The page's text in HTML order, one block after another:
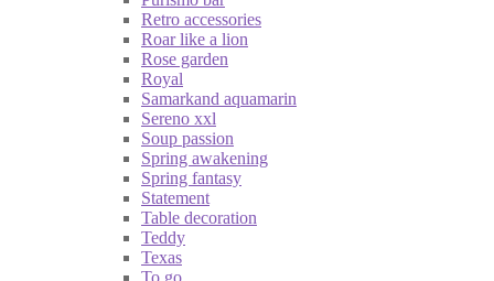
Retro accessories
Roar like a lion
Rose garden
Royal
Samarkand aquamarin
Sereno xxl
Soup passion
Spring awakening
Spring fantasy
Statement
Table decoration
Teddy
Texas
To go